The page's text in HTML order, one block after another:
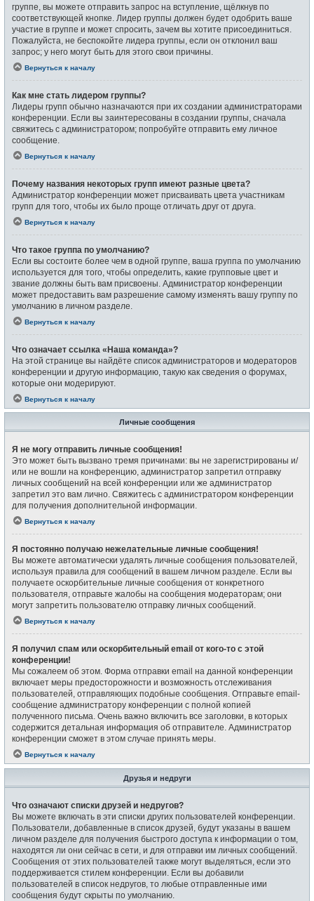
группе, вы можете отправить запрос на вступление, щёлкнув по
соответствующей кнопке. Лидер группы должен будет одобрить ваше
участие в группе и может спросить, зачем вы хотите присоединиться.
Пожалуйста, не беспокойте лидера группы, если он отклонил ваш
запрос; у него могут быть для этого свои причины.
Вернуться к началу
Как мне стать лидером группы?
Лидеры групп обычно назначаются при их создании администраторами
конференции. Если вы заинтересованы в создании группы, сначала
свяжитесь с администратором; попробуйте отправить ему личное
сообщение.
Вернуться к началу
Почему названия некоторых групп имеют разные цвета?
Администратор конференции может присваивать цвета участникам
групп для того, чтобы их было проще отличать друг от друга.
Вернуться к началу
Что такое группа по умолчанию?
Если вы состоите более чем в одной группе, ваша группа по умолчанию
используется для того, чтобы определить, какие групповые цвет и
звание должны быть вам присвоены. Администратор конференции
может предоставить вам разрешение самому изменять вашу группу по
умолчанию в личном разделе.
Вернуться к началу
Что означает ссылка «Наша команда»?
На этой странице вы найдёте список администраторов и модераторов
конференции и другую информацию, такую как сведения о форумах,
которые они модерируют.
Вернуться к началу
Личные сообщения
Я не могу отправить личные сообщения!
Это может быть вызвано тремя причинами: вы не зарегистрированы и/
или не вошли на конференцию, администратор запретил отправку
личных сообщений на всей конференции или же администратор
запретил это вам лично. Свяжитесь с администратором конференции
для получения дополнительной информации.
Вернуться к началу
Я постоянно получаю нежелательные личные сообщения!
Вы можете автоматически удалять личные сообщения пользователей,
используя правила для сообщений в вашем личном разделе. Если вы
получаете оскорбительные личные сообщения от конкретного
пользователя, отправьте жалобы на сообщения модераторам; они
могут запретить пользователю отправку личных сообщений.
Вернуться к началу
Я получил спам или оскорбительный email от кого-то с этой
конференции!
Мы сожалеем об этом. Форма отправки email на данной конференции
включает меры предосторожности и возможность отслеживания
пользователей, отправляющих подобные сообщения. Отправьте email-
сообщение администратору конференции с полной копией
полученного письма. Очень важно включить все заголовки, в которых
содержится детальная информация об отправителе. Администратор
конференции сможет в этом случае принять меры.
Вернуться к началу
Друзья и недруги
Что означают списки друзей и недругов?
Вы можете включать в эти списки других пользователей конференции.
Пользователи, добавленные в список друзей, будут указаны в вашем
личном разделе для получения быстрого доступа к информации о том,
находятся ли они сейчас в сети, и для отправки им личных сообщений.
Сообщения от этих пользователей также могут выделяться, если это
поддерживается стилем конференции. Если вы добавили
пользователей в список недругов, то любые отправленные ими
сообщения будут скрыты по умолчанию.